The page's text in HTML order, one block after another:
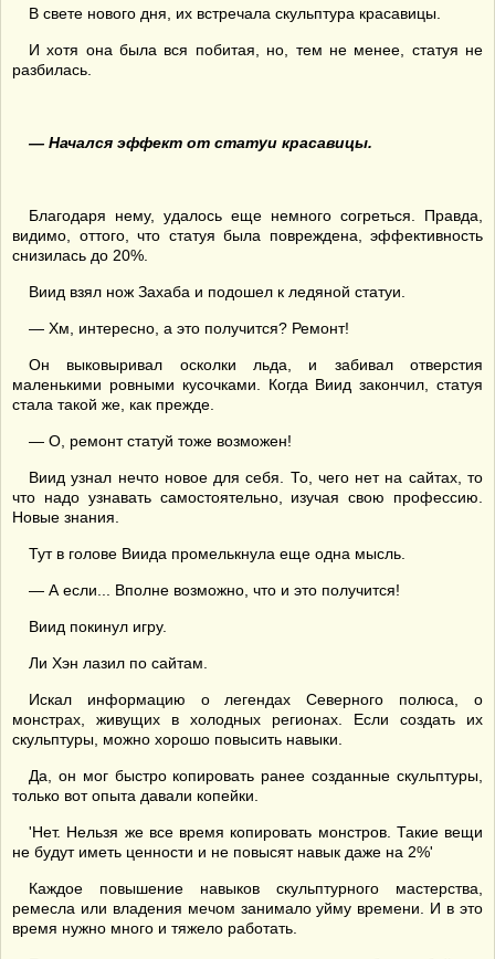
В свете нового дня, их встречала скульптура красавицы.
И хотя она была вся побитая, но, тем не менее, статуя не
разбилась.
— Начался эффект от статуи красавицы.
Благодаря нему, удалось еще немного согреться. Правда,
видимо, оттого, что статуя была повреждена, эффективность
снизилась до 20%.
Виид взял нож Захаба и подошел к ледяной статуи.
— Хм, интересно, а это получится? Ремонт!
Он выковыривал осколки льда, и забивал отверстия
маленькими ровными кусочками. Когда Виид закончил, статуя
стала такой же, как прежде.
— О, ремонт статуй тоже возможен!
Виид узнал нечто новое для себя. То, чего нет на сайтах, то
что надо узнавать самостоятельно, изучая свою профессию.
Новые знания.
Тут в голове Виида промелькнула еще одна мысль.
— А если... Вполне возможно, что и это получится!
Виид покинул игру.
Ли Хэн лазил по сайтам.
Искал информацию о легендах Северного полюса, о
монстрах, живущих в холодных регионах. Если создать их
скульптуры, можно хорошо повысить навыки.
Да, он мог быстро копировать ранее созданные скульптуры,
только вот опыта давали копейки.
'Нет. Нельзя же все время копировать монстров. Такие вещи
не будут иметь ценности и не повысят навык даже на 2%'
Каждое повышение навыков скульптурного мастерства,
ремесла или владения мечом занимало уйму времени. И в это
время нужно много и тяжело работать.